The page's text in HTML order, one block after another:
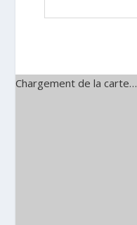
Chargement de la carte…